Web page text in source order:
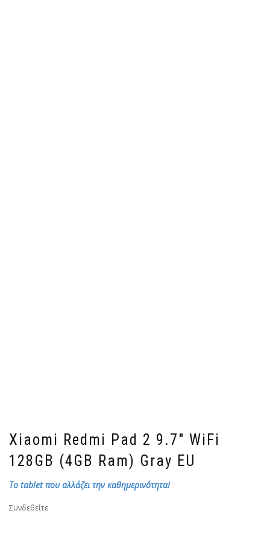
Xiaomi Redmi Pad 2 9.7″ WiFi
128GB (4GB Ram) Gray EU
Το tablet που αλλάζει την καθημερινότητα!
Συνδεθείτε